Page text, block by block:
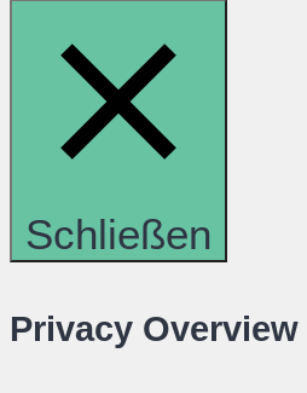
Schließen
Privacy Overview